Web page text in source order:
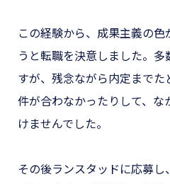
この経験から、成果主義の色
うと転職を決意しました。
すが、残念ながら内定までた
件が合わなかったりして、な
けませんでした。
その後ランスタッドに応募し